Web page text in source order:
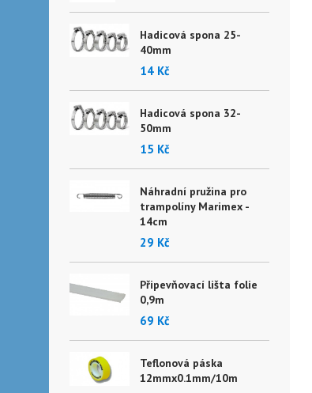
Hadicová spona 25-
40mm
14 Kč
Hadicová spona 32-
50mm
15 Kč
Náhradní pružina pro
trampolíny Marimex -
14cm
29 Kč
Připevňovací lišta folie
0,9m
69 Kč
Teflonová páska
12mmx0.1mm/10m